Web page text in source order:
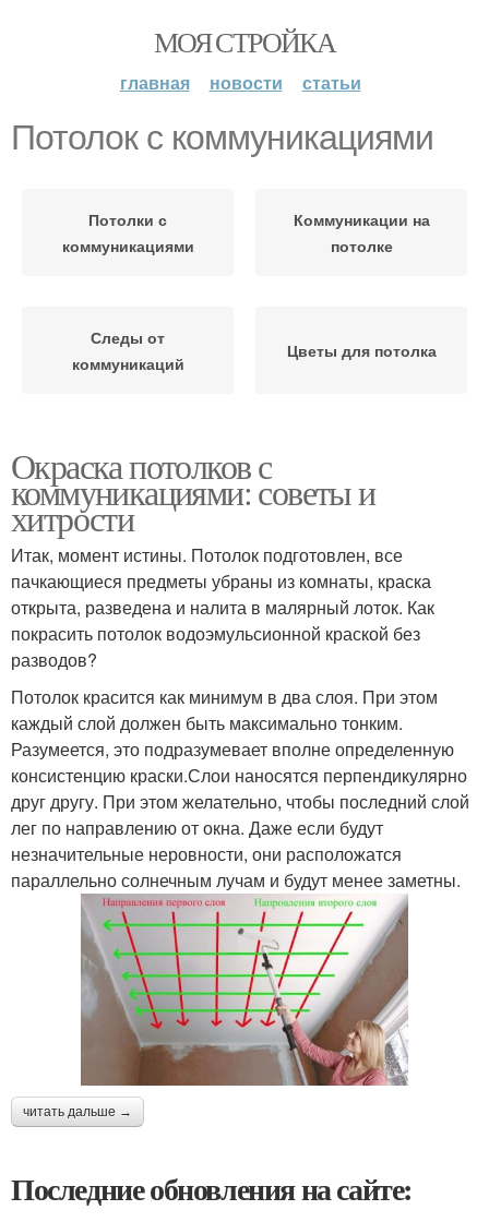
МОЯ СТРОЙКА
главная новости статьи
Потолок с коммуникациями
Потолки с
коммуникациями
Коммуникации на
потолке
Следы от
коммуникаций
Цветы для потолка
Окраска потолков с
коммуникациями: советы и
хитрости
Итак, момент истины. Потолок подготовлен, все
пачкающиеся предметы убраны из комнаты, краска
открыта, разведена и налита в малярный лоток. Как
покрасить потолок водоэмульсионной краской без
разводов?
Потолок красится как минимум в два слоя. При этом
каждый слой должен быть максимально тонким.
Разумеется, это подразумевает вполне определенную
консистенцию краски.Слои наносятся перпендикулярно
друг другу. При этом желательно, чтобы последний слой
лег по направлению от окна. Даже если будут
незначительные неровности, они расположатся
параллельно солнечным лучам и будут менее заметны.
читать дальше →
Последние обновления на сайте: